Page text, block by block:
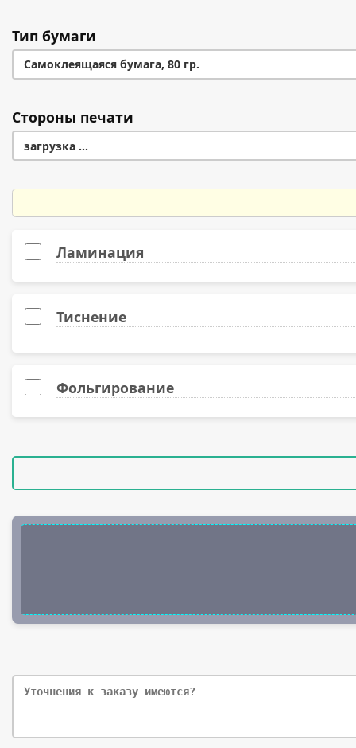
300
Тип бумаги
Самоклеящаяся бумага, 80 гр.
Стороны печати
загрузка ...
Ламинация
Тиснение
Фольгирование